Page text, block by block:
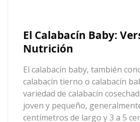
El Calabacín Baby:
Nutrición
El calabacín baby, también
calabacín tierno o calabacín
variedad de calabacín
joven y pequeño,
centímetros de largo y 3 a 5